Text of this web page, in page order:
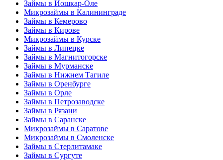
Займы в Йошкар-Оле
Микрозаймы в Калининграде
Займы в Кемерово
Займы в Кирове
Микрозаймы в Курске
Займы в Липецке
Займы в Магнитогорске
Займы в Мурманске
Займы в Нижнем Тагиле
Займы в Оренбурге
Займы в Орле
Займы в Петрозаводске
Займы в Рязани
Займы в Саранске
Микрозаймы в Саратове
Микрозаймы в Смоленске
Займы в Стерлитамаке
Займы в Сургуте